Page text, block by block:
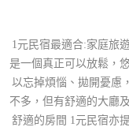
1元民宿最適合:家庭旅
是一個真正可以放鬆，
以忘掉煩惱、拋開憂慮
不多，但有舒適的大廳
舒適的房間 1元民宿亦